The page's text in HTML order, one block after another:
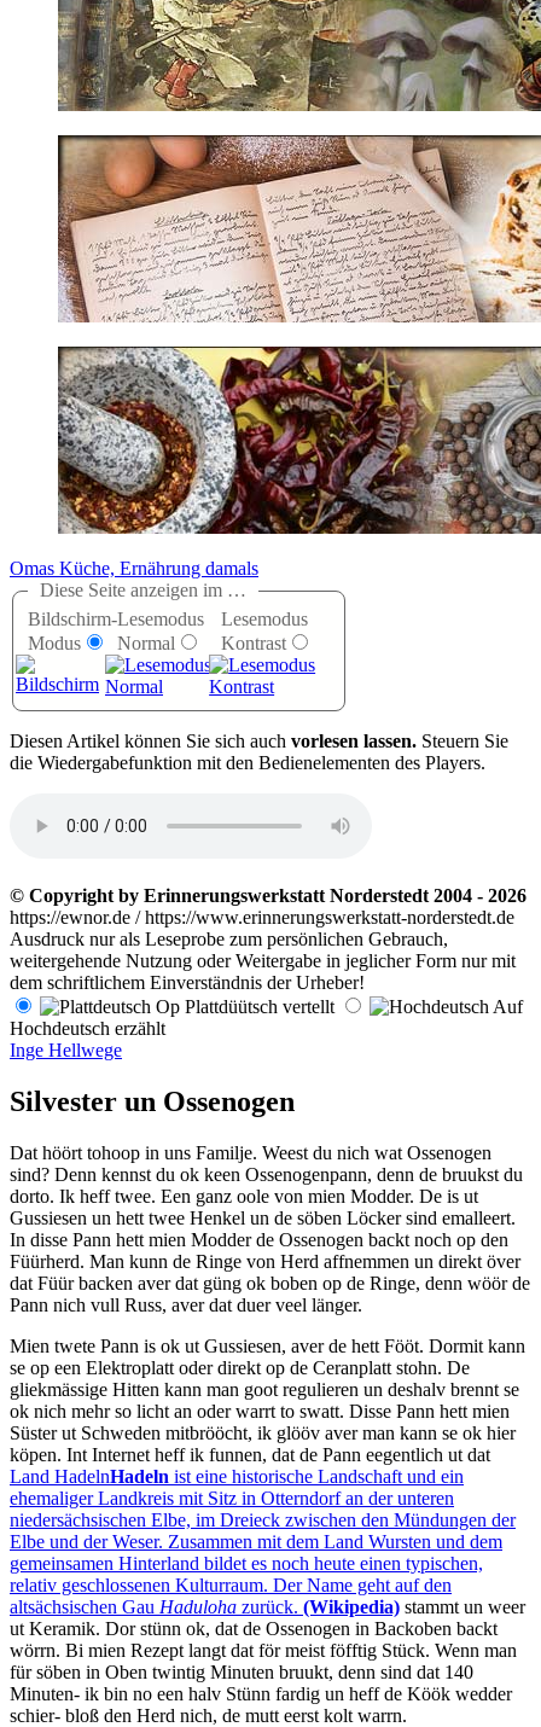
Omas Küche, Ernährung damals
Diese Seite anzeigen im …
Bildschirm-
Modus
Lesemodus
Normal
Lesemodus
Kontrast
Diesen Artikel können Sie sich auch vorlesen lassen. Steuern Sie
die Wiedergabefunktion mit den Bedienelementen des Players.
© Copyright by Erinnerungswerkstatt Norderstedt 2004 - 2026
https://ewnor.de / https://www.erinnerungswerkstatt-norderstedt.de
Ausdruck nur als Leseprobe zum persönlichen Gebrauch,
weitergehende Nutzung oder Weitergabe in jeglicher Form nur mit
dem schriftlichem Einverständnis der Urheber!
Op Plattdüütsch vertellt
Auf
Hochdeutsch erzählt
Inge Hellwege
Silvester un Ossenogen
Dat höört tohoop in uns Familje. Weest du nich wat Ossenogen
sind? Denn kennst du ok keen Ossenogenpann, denn de bruukst du
dorto. Ik heff twee. Een ganz oole von mien Modder. De is ut
Gussiesen un hett twee Henkel un de söben Löcker sind emalleert.
In disse Pann hett mien Modder de Ossenogen backt noch op den
Füürherd. Man kunn de Ringe von Herd affnemmen un direkt över
dat Füür backen aver dat güng ok boben op de Ringe, denn wöör de
Pann nich vull Russ, aver dat duer veel länger.
Mien twete Pann is ok ut Gussiesen, aver de hett Fööt. Dormit kann
se op een Elektroplatt oder direkt op de Ceranplatt stohn. De
gliekmässige Hitten kann man goot regulieren un deshalv brennt se
ok nich mehr so licht an oder warrt to swatt. Disse Pann hett mien
Süster ut Schweden mitbrööcht, ik glööv aver man kann se ok hier
köpen. Int Internet heff ik funnen, dat de Pann eegentlich ut dat
Land HadelnHadeln ist eine historische Landschaft und ein
ehemaliger Landkreis mit Sitz in Otterndorf an der unteren
niedersächsischen Elbe, im Dreieck zwischen den Mündungen der
Elbe und der Weser. Zusammen mit dem Land Wursten und dem
gemeinsamen Hinterland bildet es noch heute einen typischen,
relativ geschlossenen Kulturraum. Der Name geht auf den
altsächsischen Gau Haduloha zurück. (Wikipedia) stammt un weer
ut Keramik. Dor stünn ok, dat de Ossenogen in Backoben backt
wörrn. Bi mien Rezept langt dat för meist föfftig Stück. Wenn man
für söben in Oben twintig Minuten bruukt, denn sind dat 140
Minuten- ik bin no een halv Stünn fardig un heff de Köök wedder
schier- bloß den Herd nich, de mutt eerst kolt warrn.